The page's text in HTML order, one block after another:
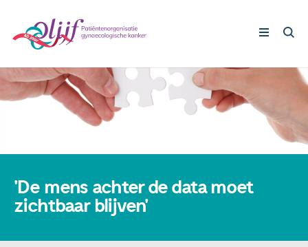
Gynaecologische kankers
Steun ons
'De mens achter de data moet
zichtbaar blijven'